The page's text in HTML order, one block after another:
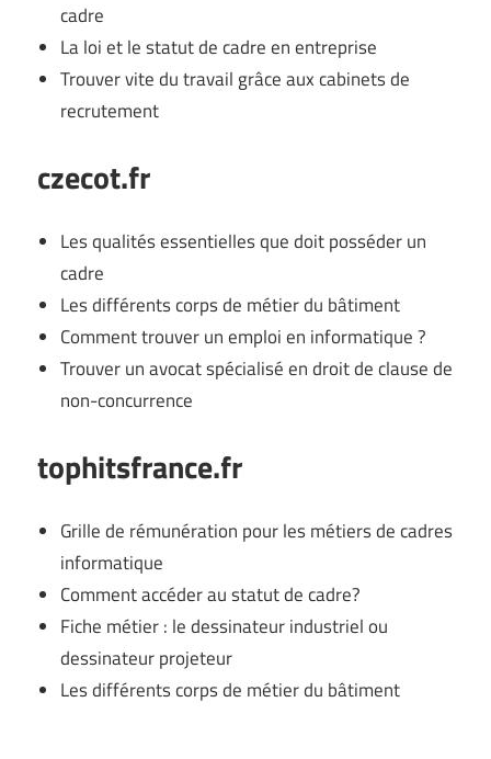
cadre
La loi et le statut de cadre en entreprise
Trouver vite du travail grâce aux cabinets de
recrutement
czecot.fr
Les qualités essentielles que doit posséder un
cadre
Les différents corps de métier du bâtiment
Comment trouver un emploi en informatique ?
Trouver un avocat spécialisé en droit de clause de
non-concurrence
tophitsfrance.fr
Grille de rémunération pour les métiers de cadres
informatique
Comment accéder au statut de cadre?
Fiche métier : le dessinateur industriel ou
dessinateur projeteur
Les différents corps de métier du bâtiment